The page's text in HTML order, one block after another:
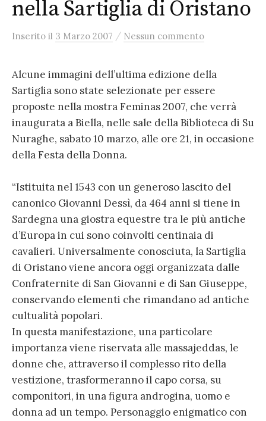
nella Sartiglia di Oristano
Inserito il 3 Marzo 2007 / Nessun commento
Alcune immagini dell’ultima edizione della
Sartiglia sono state selezionate per essere
proposte nella mostra Feminas 2007, che verrà
inaugurata a Biella, nelle sale della Biblioteca di Su
Nuraghe, sabato 10 marzo, alle ore 21, in occasione
della Festa della Donna.
“Istituita nel 1543 con un generoso lascito del
canonico Giovanni Dessì, da 464 anni si tiene in
Sardegna una giostra equestre tra le più antiche
d’Europa in cui sono coinvolti centinaia di
cavalieri. Universalmente conosciuta, la Sartiglia
di Oristano viene ancora oggi organizzata dalle
Confraternite di San Giovanni e di San Giuseppe,
conservando elementi che rimandano ad antiche
cultualità popolari.
In questa manifestazione, una particolare
importanza viene riservata alle massajeddas, le
donne che, attraverso il complesso rito della
vestizione, trasformeranno il capo corsa, su
componitori, in una figura androgina, uomo e
donna ad un tempo. Personaggio enigmatico con